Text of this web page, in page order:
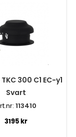
300 C1 EC-y1
Svart
113410
3195 kr